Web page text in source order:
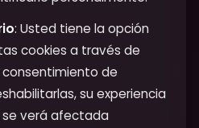
: Usted tiene la opción
cookies a través de
de
su experiencia
verá afectada